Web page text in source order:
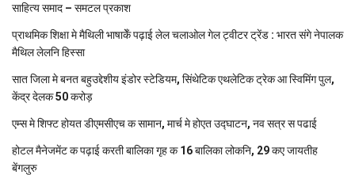
साहित्य समाद – समटल प्रकाश
प्राथमिक शि‍क्षा मे मैथि‍ली भाषाकेँ पढ़ाई लेल चलाओल गेल ट्वीटर ट्रेंड : भारत संगे नेपालक
मैथिल लेलनि हिस्सा
सात जिला मे बनत बहुउद्देशीय इंडोर स्‍टेडि‍यम, सिंथेटिक एथलेटिक ट्रेक आ स्विमिंग पुल,
केंद्र देलक 50 करोड़
एम्स मे शिफ्ट होयत डीएमसीएच क सामान, मार्च मे होएत उद्घाटन, नव सत्र स पढाई
होटल मैनेजमेंट क पढ़ाई करती बालिका गृह क 16 बालिका लोकनि, 29 कए जायतीह
बेंगलुरु